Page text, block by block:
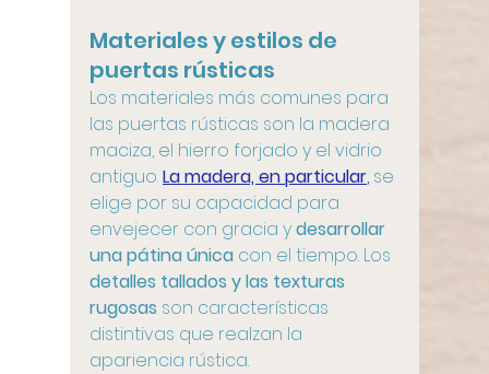
Materiales y estilos de
puertas rústicas
Los materiales más comunes para
las puertas rústicas son la madera
maciza, el hierro forjado y el vidrio
antiguo. La madera, en particular, se
elige por su capacidad para
envejecer con gracia y desarrollar
una pátina única con el tiempo. Los
detalles tallados y las texturas
rugosas son características
distintivas que realzan la
apariencia rústica.